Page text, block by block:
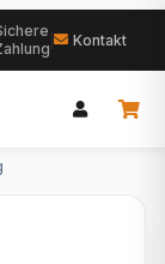
Kontakt